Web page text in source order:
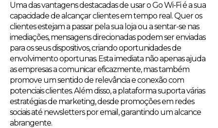
Uma das vantagens destacadas de usar o Go Wi-Fi é a sua
capacidade de alcançar clientes em tempo real. Quer os
clientes estejam a passar pela sua loja ou a sentar-se nas
imediações, mensagens direcionadas podem ser enviadas
para os seus dispositivos, criando oportunidades de
envolvimento oportunas. Esta imediata não apenas ajuda
as empresas a comunicar eficazmente, mas também
promove um sentido de relevância e conexão com
potenciais clientes. Além disso, a plataforma suporta várias
estratégias de marketing, desde promoções em redes
sociais até newsletters por email, garantindo um alcance
abrangente.